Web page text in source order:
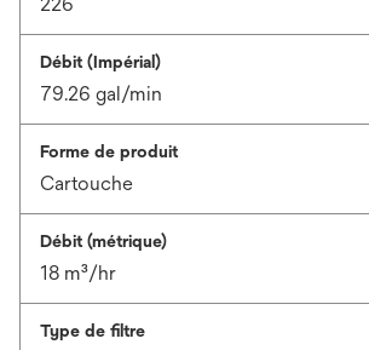
Débit (Impérial)
79.26 gal/min
Forme de produit
Cartouche
Débit (métrique)
18 m³/hr
Type de filtre